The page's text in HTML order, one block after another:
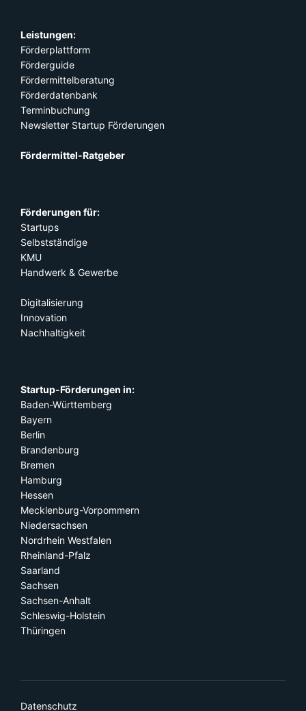
Leistungen:
Förderplattform
Förderguide
Fördermittelberatung
Förderdatenbank
Terminbuchung
Newsletter Startup Förderungen
Fördermittel-Ratgeber
Förderungen für:
Startups
Selbstständige
KMU
Handwerk & Gewerbe
Digitalisierung
Innovation
Nachhaltigkeit
Startup-Förderungen in:
Baden-Württemberg
Bayern
Berlin
Brandenburg
Bremen
Hamburg
Hessen
Mecklenburg-Vorpommern
Niedersachsen
Nordrhein Westfalen
Rheinland-Pfalz
Saarland
Sachsen
Sachsen-Anhalt
Schleswig-Holstein
Thüringen
Datenschutz